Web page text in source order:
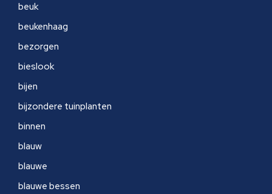
beuk
beukenhaag
bezorgen
bieslook
bijen
bijzondere tuinplanten
binnen
blauw
blauwe
blauwe bessen